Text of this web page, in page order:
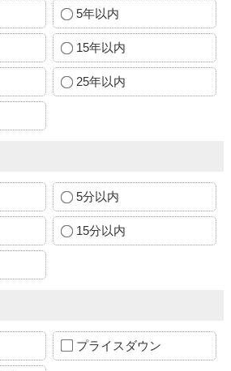
5年以内
15年以内
25年以内
5分以内
15分以内
プライスダウン